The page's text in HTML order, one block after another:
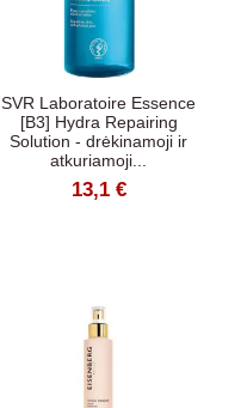
SVR Laboratoire Essence
[B3] Hydra Repairing
Solution - drėkinamoji ir
atkuriamoji...
13,1 €